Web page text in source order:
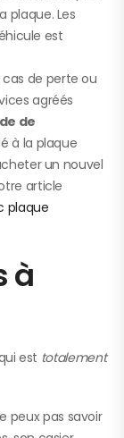
plaque. Les
est
cas de perte ou
agréés
de
à la plaque
un nouvel
article
plaque
à
est totalement
peux pas savoir